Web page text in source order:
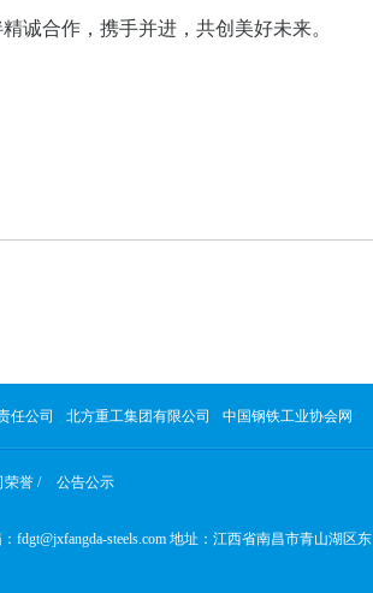
诚合作，携手并进，共创美好未来。
任公司 北方重工集团有限公司 中国钢铁工业协会网
荣誉 / 公告公示
fdgt@jxfangda-steels.com 地址：江西省南昌市青山湖区东